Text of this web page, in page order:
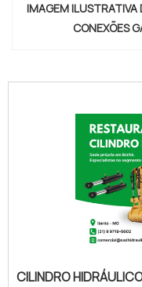
IMAGEM ILUSTRATIVA
CONEXÕES
CILINDRO